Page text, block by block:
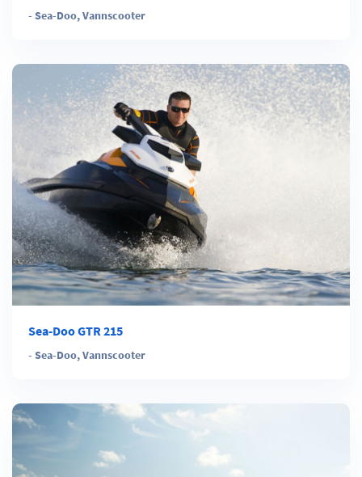
- Sea-Doo,Vannscooter
Sea-Doo GTR 215
- Sea-Doo,Vannscooter